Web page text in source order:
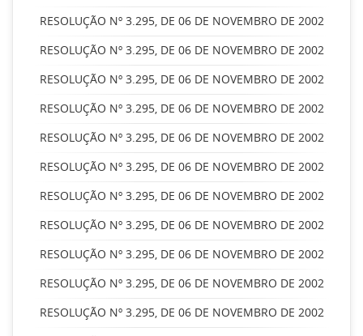
RESOLUÇÃO Nº 3.295, DE 06 DE NOVEMBRO DE 2002
RESOLUÇÃO Nº 3.295, DE 06 DE NOVEMBRO DE 2002
RESOLUÇÃO Nº 3.295, DE 06 DE NOVEMBRO DE 2002
RESOLUÇÃO Nº 3.295, DE 06 DE NOVEMBRO DE 2002
RESOLUÇÃO Nº 3.295, DE 06 DE NOVEMBRO DE 2002
RESOLUÇÃO Nº 3.295, DE 06 DE NOVEMBRO DE 2002
RESOLUÇÃO Nº 3.295, DE 06 DE NOVEMBRO DE 2002
RESOLUÇÃO Nº 3.295, DE 06 DE NOVEMBRO DE 2002
RESOLUÇÃO Nº 3.295, DE 06 DE NOVEMBRO DE 2002
RESOLUÇÃO Nº 3.295, DE 06 DE NOVEMBRO DE 2002
RESOLUÇÃO Nº 3.295, DE 06 DE NOVEMBRO DE 2002